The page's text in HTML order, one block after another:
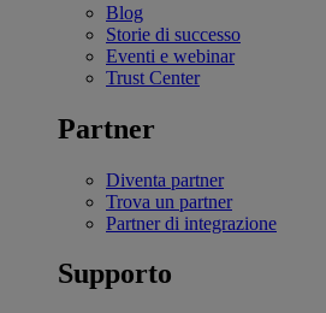
Blog
Storie di successo
Eventi e webinar
Trust Center
Partner
Diventa partner
Trova un partner
Partner di integrazione
Supporto